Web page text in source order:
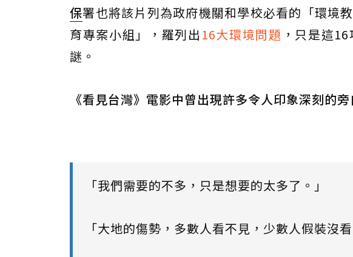
保署也將該片列為政府機關和學校必看的「環境
育專案小組」，羅列出 16大環境問題 ，只是這
謎。
《看見台灣》電影中曾出現許多令人印象深刻的旁
「我們需要的不多，只是想要的太多了。」
「大地的傷勢，多數人看不見，少數人假裝沒看